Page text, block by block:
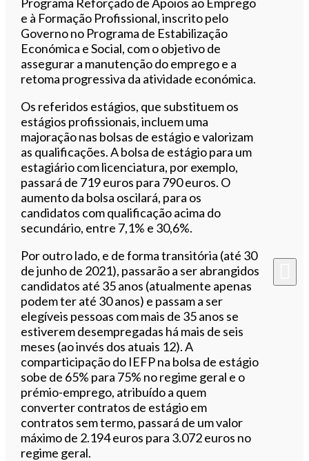
e à Formação Profissional, inscrito pelo
Governo no Programa de Estabilização
Económica e Social, com o objetivo de
assegurar a manutenção do emprego e a
retoma progressiva da atividade económica.
Os referidos estágios, que substituem os
estágios profissionais, incluem uma
majoração nas bolsas de estágio e valorizam
as qualificações. A bolsa de estágio para um
estagiário com licenciatura, por exemplo,
passará de 719 euros para 790 euros. O
aumento da bolsa oscilará, para os
candidatos com qualificação acima do
secundário, entre 7,1% e 30,6%.
Por outro lado, e de forma transitória (até 30
de junho de 2021), passarão a ser abrangidos
candidatos até 35 anos (atualmente apenas
podem ter até 30 anos) e passam a ser
elegíveis pessoas com mais de 35 anos se
estiverem desempregadas há mais de seis
meses (ao invés dos atuais 12). A
comparticipação do IEFP na bolsa de estágio
sobe de 65% para 75% no regime geral e o
prémio-emprego, atribuído a quem
converter contratos de estágio em
contratos sem termo, passará de um valor
máximo de 2.194 euros para 3.072 euros no
regime geral.